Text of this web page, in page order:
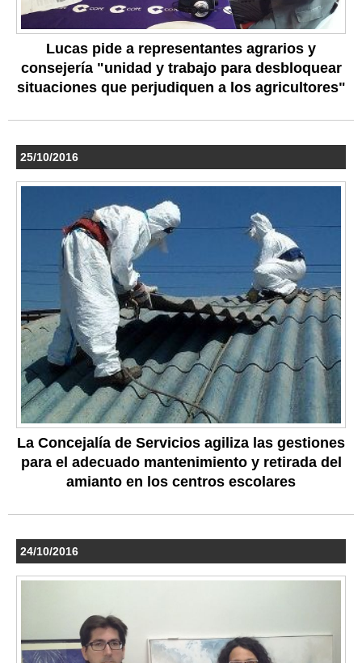
Lucas pide a representantes agrarios y
consejería "unidad y trabajo para desbloquear
situaciones que perjudiquen a los agricultores"
25/10/2016
La Concejalía de Servicios agiliza las gestiones
para el adecuado mantenimiento y retirada del
amianto en los centros escolares
24/10/2016